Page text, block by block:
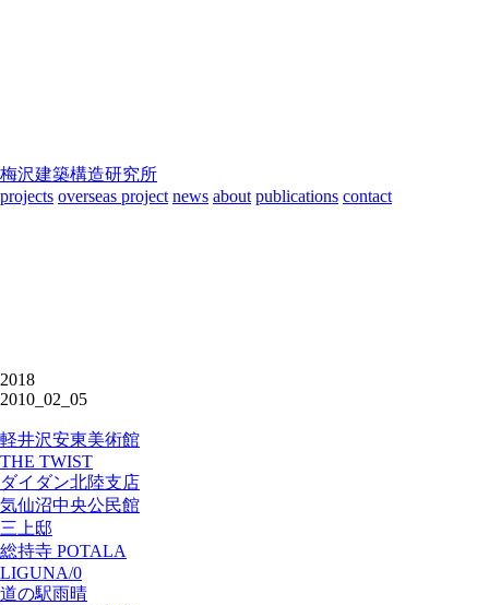
梅沢建築構造研究所
projects overseas project news about publications contact
2018
2010_02_05
軽井沢安東美術館
THE TWIST
ダイダン北陸支店
気仙沼中央公民館
三上邸
総持寺 POTALA
LIGUNA/0
道の駅雨晴